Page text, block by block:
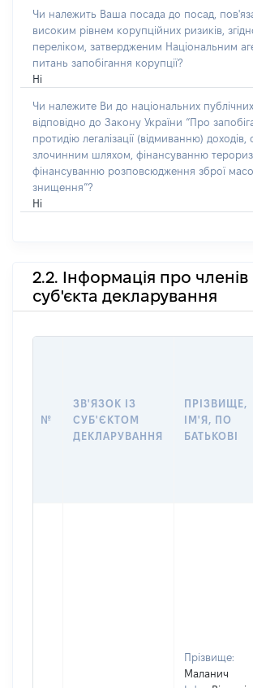
Чи належить Ваша посада до посад,
високим рівнем корупційних ризиків,
переліком, затвердженим Національним
питань запобігання корупції?
Ні
Чи належите Ви до національних публічних
відповідно до Закону України “Про
протидію легалізації (відмиванню)
злочинним шляхом, фінансуванню
фінансуванню розповсюдження зброї
знищення”?
Ні
2.2. Інформація про членів
суб'єкта декларування
№
ЗВ'ЯЗОК ІЗ
СУБ'ЄКТОМ
ДЕКЛАРУВАННЯ
ПРІЗВИЩЕ,
ІМ'Я, ПО
БАТЬКОВІ
Прізвище:
Маланич